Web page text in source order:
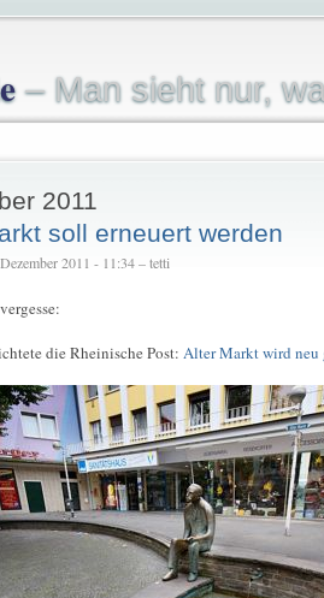
– Man sieht nur,
2011
soll erneuert werden
2011 - 11:34 – tetti
die Rheinische Post: Alter Markt wird neu